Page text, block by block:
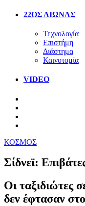
22ΟΣ ΑΙΩΝΑΣ
Τεχνολογία
Επιστήμη
Διάστημα
Καινοτομία
VIDEO
ΚΟΣΜΟΣ
Σίδνεϊ:
Οι ταξιδιώτες
δεν έφτασαν